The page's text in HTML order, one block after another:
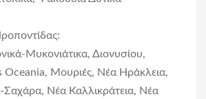
Μυκονιάτικα, Διονυσίου,
Oceania, Μουριές, Νέα Ηράκλεια,
Σαχάρα, Νέα Καλλικράτεια, Νέα